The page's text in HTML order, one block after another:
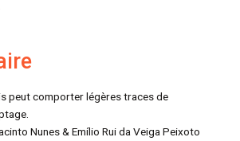
peut comporter légères traces de
Nunes & Emílio Rui da Veiga Peixoto